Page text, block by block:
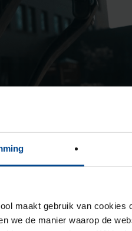
maakt gebruik van cookies
we de manier waarop de
GroupNederland